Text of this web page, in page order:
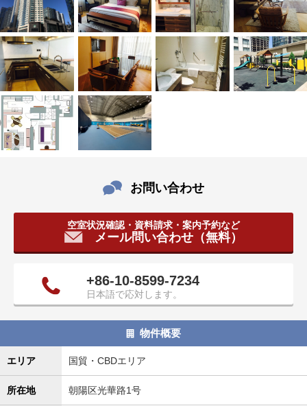
に
移
動
し
ま
す
。
フ
ッ
タ
お問い合わせ
空室状況確認・資料請求・案内予約など
メール問い合わせ（無料）
+86-10-8599-7234
日本語で応対します。
物件概要
エリア 国貿・CBDエリア
所在地 朝陽区光華路1号